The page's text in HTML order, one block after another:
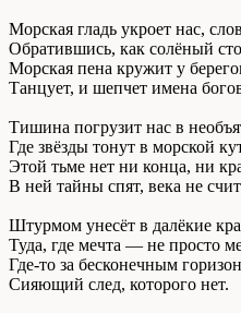
Морская гладь укроет нас,
Обратившись, как солёный
Морская пена кружит у
Танцует, и шепчет имена
Тишина погрузит нас в
Где звёзды тонут в морской
Этой тьме нет ни конца, ни
В ней тайны спят, века не
Штурмом унесёт в далёкие
Туда, где мечта — не просто
Где‑то за бесконечным
Сияющий след, которого нет.